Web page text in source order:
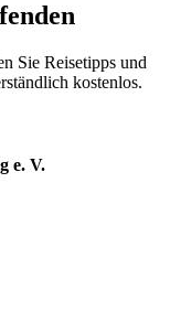
Sie Reisetipps und
kostenlos.
e. V.